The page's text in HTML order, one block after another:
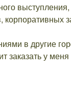
в другие
заказать у